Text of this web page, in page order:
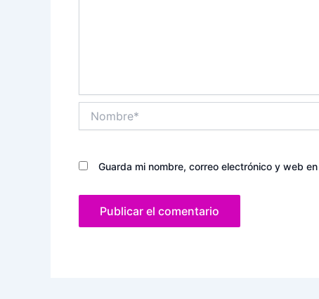
Guarda mi nombre, correo electrónico y web